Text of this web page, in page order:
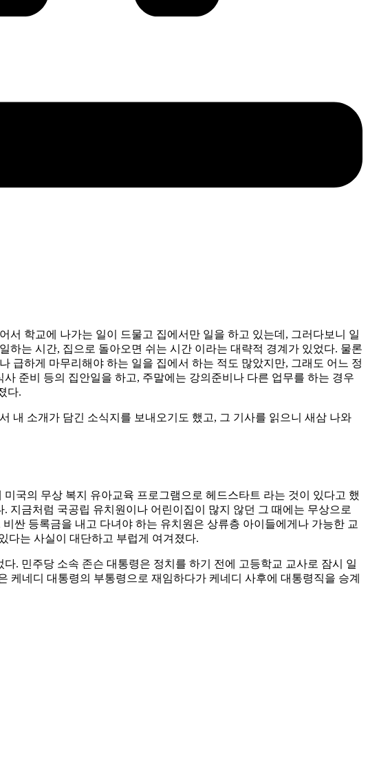
학교에 나가는 일이 드물고 집에서만 일을 하고 있는데, 그러다보니 일
는 시간, 집으로 돌아오면 쉬는 시간 이라는 대략적 경계가 있었다. 물론
급하게 마무리해야 하는 일을 집에서 하는 적도 많았지만, 그래도 어느 정
준비 등의 집안일을 하고, 주말에는 강의준비나 다른 업무를 하는 경우
다.
내 소개가 담긴 소식지를 보내오기도 했고, 그 기사를 읽으니 새삼 나와
국의 무상 복지 유아교육 프로그램으로 헤드스타트 라는 것이 있다고 했
지금처럼 국공립 유치원이나 어린이집이 많지 않던 그 때에는 무상으로
싼 등록금을 내고 다녀야 하는 유치원은 상류층 아이들에게나 가능한 교
다는 사실이 대단하고 부럽게 여겨졌다.
. 민주당 소속 존슨 대통령은 정치를 하기 전에 고등학교 교사로 잠시 일
네디 대통령의 부통령으로 재임하다가 케네디 사후에 대통령직을 승계